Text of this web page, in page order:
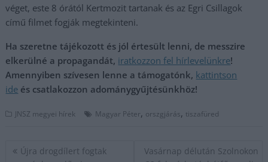
véget, este 8 órától Kertmozit tartanak és az Egri Csillagok
című filmet fogják megtekinteni.
Ha szeretne tájékozott és jól értesült lenni, de messzire
elkerülné a propagandát, iratkozzon fel hírlevelünkre!
Amennyiben szívesen lenne a támogatónk, kattintson
ide és csatlakozzon adománygyűjtésünkhöz!
JNSZ megyei hírek Magyar Péter, orszgjárás, tiszafüred
Bejegyzés
Újra drogdílert fogtak
Vasárnap délután Szolnokon